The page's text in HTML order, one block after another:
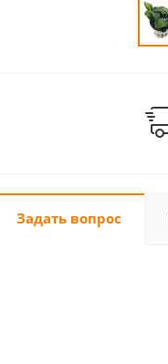
Задать вопрос